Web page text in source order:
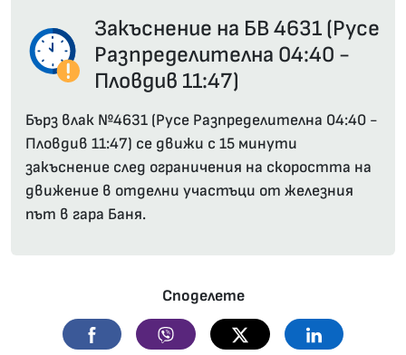
Закъснение на БВ 4631 (Русе
Разпределителна 04:40 -
Пловдив 11:47)
Бърз влак №4631 (Русе Разпределителна 04:40 -
Пловдив 11:47) се движи с 15 минути
закъснение след ограничения на скоростта на
движение в отделни участъци от железния
път в гара Баня.
Споделете
Facebook Viber Twitter Linkedin